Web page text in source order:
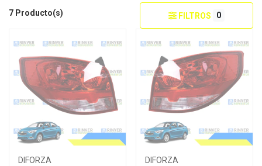
7 Producto(s) FILTROS 0
DIFORZA DIFORZA